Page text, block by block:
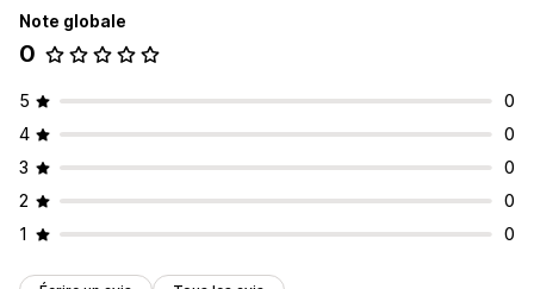
Note globale
0
5
0
4
0
3
0
2
0
1
0